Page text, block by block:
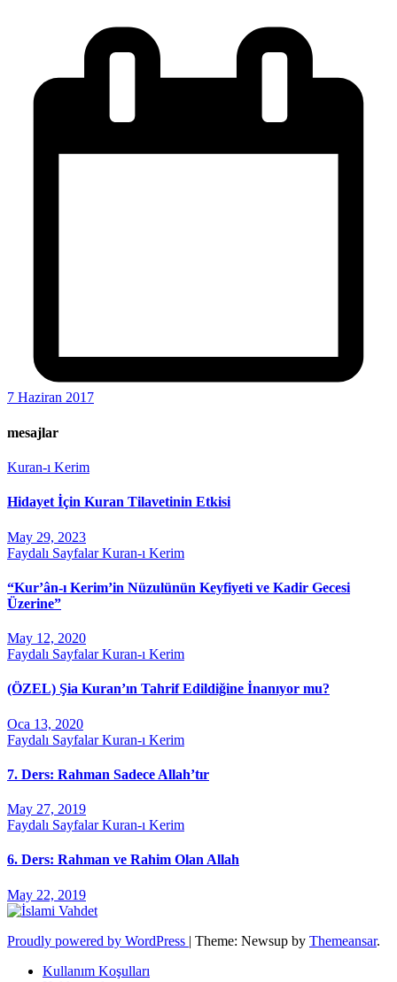
7 Haziran 2017
mesajlar
Kuran-ı Kerim
Hidayet İçin Kuran Tilavetinin Etkisi
May 29, 2023
Faydalı SayfalarKuran-ı Kerim
“Kur’ân-ı Kerim’in Nüzulünün Keyfiyeti ve Kadir Gecesi
Üzerine”
May 12, 2020
Faydalı SayfalarKuran-ı Kerim
(ÖZEL) Şia Kuran’ın Tahrif Edildiğine İnanıyor mu?
Oca 13, 2020
Faydalı SayfalarKuran-ı Kerim
7. Ders: Rahman Sadece Allah’tır
May 27, 2019
Faydalı SayfalarKuran-ı Kerim
6. Ders: Rahman ve Rahim Olan Allah
May 22, 2019
Proudly powered by WordPress | Theme: Newsup by Themeansar.
Kullanım Koşulları